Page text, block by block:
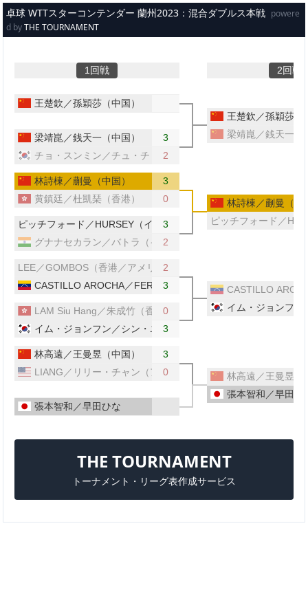
メインコンテンツへスキップ
卓球 WTTスターコンテンダー 蘭州2023：混合ダブルス本戦 powere
d byTHE TOURNAMENT
1回戦 2回戦
王楚欽／孫穎莎（中国）
梁靖崑／銭天一（中国）
3
チョ・スンミン／チュ・チョンヒ（韓国）
2
林詩棟／蒯曼（中国）
3
黄鎮廷／杜凱琹（香港）
0
ピッチフォード／HURSEY（イングランド／ウェールズ）
3
グナナセカラン／バトラ（インド）
2
LEE／GOMBOS（香港／アメリカ）
2
CASTILLO AROCHA／FERRER（ベネズエラ）
3
LAM Siu Hang／朱成竹（香港）
0
イム・ジョンフン／シン・ユビン（韓国）
3
林高遠／王曼昱（中国）
3
LIANG／リリー・チャン（アメリカ）
0
張本智和／早田ひな
王楚欽／孫穎莎（
梁靖崑／銭天一（
林詩棟／蒯曼（中
ピッチフォード／
CASTILLO
イム・ジョンフン
林高遠／王曼昱（
張本智和／早田ひ
THE TOURNAMENT
トーナメント・リーグ表作成サービス